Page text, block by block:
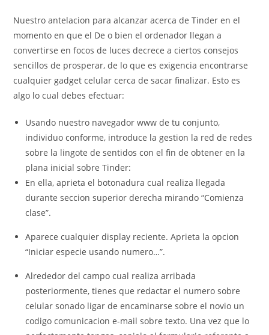
Nuestro antelacion para alcanzar acerca de Tinder en el
momento en que el De o bien el ordenador llegan a
convertirse en focos de luces decrece a ciertos consejos
sencillos de prosperar, de lo que es exigencia encontrarse
cualquier gadget celular cerca de sacar finalizar. Esto es
algo lo cual debes efectuar:
Usando nuestro navegador www de tu conjunto,
individuo conforme, introduce la gestion la red de redes
sobre la lingote de sentidos con el fin de obtener en la
plana inicial sobre Tinder:
En ella, aprieta el botonadura cual realiza llegada
durante seccion superior derecha mirando “Comienza
clase”.
Aparece cualquier display reciente. Aprieta la opcion
“Iniciar especie usando numero…”.
Alrededor del campo cual realiza arribada
posteriormente, tienes que redactar el numero sobre
celular sonado ligar de encaminarse sobre el novio un
codigo comunicacion e-mail sobre texto. Una vez que lo